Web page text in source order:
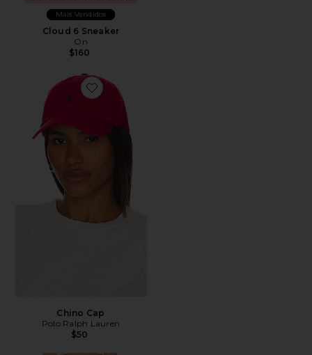
Mais Vendidos
Cloud 6 Sneaker
On
$160
Favorite Chino Cap
Chino Cap
Polo Ralph Lauren
$50